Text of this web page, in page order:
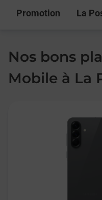
Promotion La
Nos bons
Mobile à La